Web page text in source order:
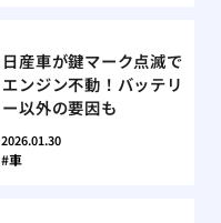
日産車が鍵マーク点滅で
エンジン不動！バッテリ
ー以外の要因も
2026.01.30
車